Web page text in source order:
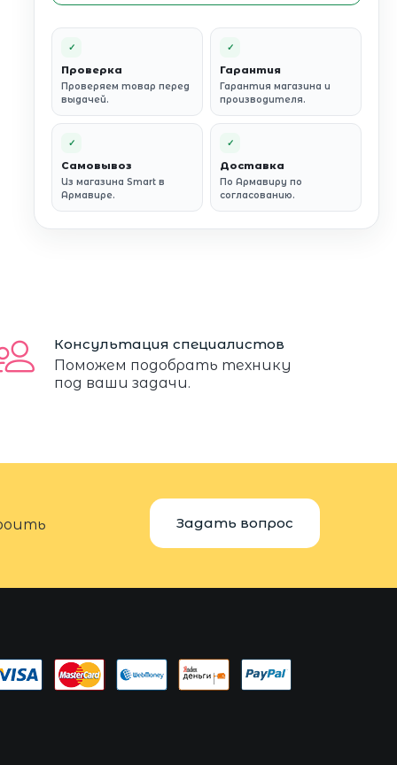
✓
Проверка
Проверяем товар перед
выдачей.
✓
Гарантия
Гарантия магазина и
производителя.
✓
Самовывоз
Из магазина Smart в
Армавире.
✓
Доставка
По Армавиру по
согласованию.
Консультация специалистов
Поможем подобрать технику
под ваши задачи.
Задать вопрос